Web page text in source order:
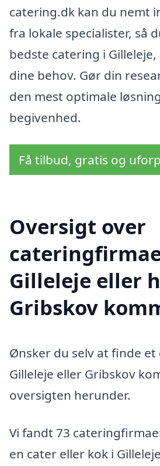
catering.dk kan du nemt
fra lokale specialister, så
bedste catering i
dine behov. Gør din
den mest optimale
begivenhed.
Få tilbud, gratis og
Oversigt over
Gilleleje eller
Gribskov
Ønsker du selv at finde
Gilleleje eller Gribskov
oversigten herunder.
Vi fandt 73
en cater eller kok i